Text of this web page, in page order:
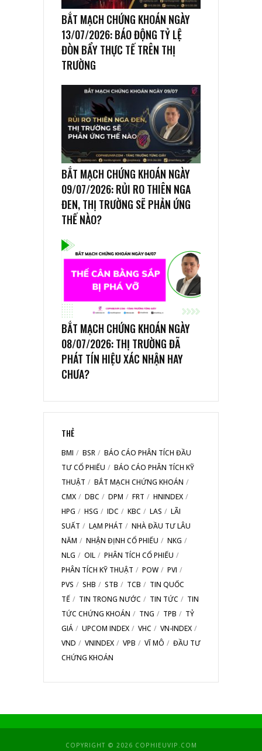
BẮT MẠCH CHỨNG KHOÁN NGÀY
13/07/2026: BÁO ĐỘNG TỶ LỆ
ĐÒN BẨY THỰC TẾ TRÊN THỊ
TRƯỜNG
BẮT MẠCH CHỨNG KHOÁN NGÀY
09/07/2026: RỦI RO THIÊN NGA
ĐEN, THỊ TRƯỜNG SẼ PHẢN ỨNG
THẾ NÀO?
BẮT MẠCH CHỨNG KHOÁN NGÀY
08/07/2026: THỊ TRƯỜNG ĐÃ
PHÁT TÍN HIỆU XÁC NHẬN HAY
CHƯA?
THẺ
BMI BSR
BÁO CÁO PHÂN TÍCH ĐẦU
TƯ CỔ PHIẾU
BÁO CÁO PHÂN TÍCH KỸ
THUẬT
BẮT MẠCH CHỨNG KHOÁN
CMX
DBC DPM FRT
HNINDEX
HPG
HSG IDC KBC LAS
LÃI
SUẤT
LẠM PHÁT
NHÀ ĐẦU TƯ LÂU
NĂM
NHẬN ĐỊNH CỔ PHIẾU
NKG
NLG
OIL
PHÂN TÍCH CỔ PHIẾU
PHÂN TÍCH KỸ THUẬT
POW
PVI
PVS
SHB STB TCB
TIN QUỐC
TẾ
TIN TRONG NƯỚC TIN TỨC
TIN
TỨC CHỨNG KHOÁN
TNG TPB
TỶ
GIÁ
UPCOM INDEX VHC
VN-INDEX
VND
VNINDEX VPB VĨ MÔ
ĐẦU TƯ
CHỨNG KHOÁN
COPYRIGHT © 2026 COPHIEUVIP.COM